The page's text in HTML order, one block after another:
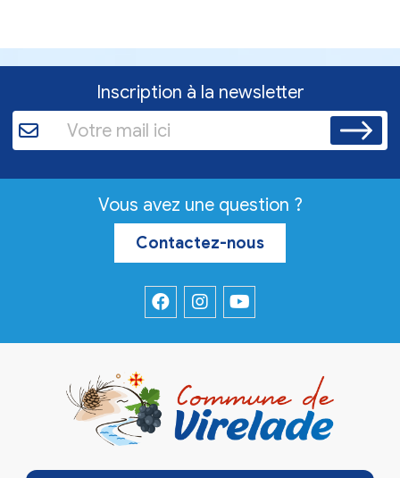
Inscription à la newsletter
Vous avez une question ?
Contactez-nous